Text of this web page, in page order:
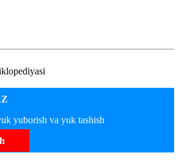
yuborish va yuk tashish